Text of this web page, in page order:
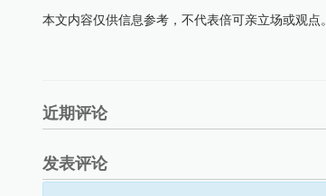
本文内容仅供信息参考，不代表倍可亲立场或观点。
近期评论
发表评论